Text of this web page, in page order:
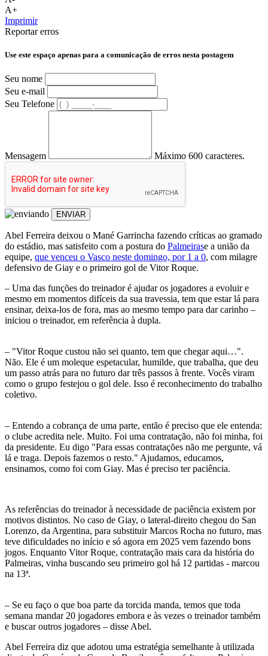
A+
Imprimir
Reportar erros
Use este espaço apenas para a comunicação de erros nesta postagem
Seu nome
Seu e-mail
Seu Telefone
Mensagem Máximo 600 caracteres.
ENVIAR
Abel Ferreira deixou o Mané Garrincha fazendo críticas ao gramado
do estádio, mas satisfeito com a postura do Palmeirase a união da
equipe, que venceu o Vasco neste domingo, por 1 a 0, com milagre
defensivo de Giay e o primeiro gol de Vitor Roque.
– Uma das funções do treinador é ajudar os jogadores a evoluir e
mesmo em momentos difíceis da sua travessia, tem que estar lá para
ensinar, deixa-los de fora, mas ao mesmo tempo para dar carinho –
iniciou o treinador, em referência à dupla.
– "Vitor Roque custou não sei quanto, tem que chegar aqui…".
Não. Ele é um moleque espetacular, humilde, que trabalha, que deu
um passo atrás para no futuro dar três passos à frente. Vocês viram
como o grupo festejou o gol dele. Isso é reconhecimento do trabalho
coletivo.
– Entendo a cobrança de uma parte, então é preciso que ele entenda:
o clube acredita nele. Muito. Foi uma contratação, não foi minha, foi
da presidente. Eu digo "Para essas contratações não me pergunte, vá
lá e traga. Depois fazemos o resto." Ajudamos, educamos,
ensinamos, como foi com Giay. Mas é preciso ter paciência.
As referências do treinador à necessidade de paciência existem por
motivos distintos. No caso de Giay, o lateral-direito chegou do San
Lorenzo, da Argentina, para substituir Marcos Rocha no futuro, mas
teve dificuldades no início e só agora em 2025 vem fazendo bons
jogos. Enquanto Vitor Roque, contratação mais cara da história do
Palmeiras, vinha buscando seu primeiro gol há 12 partidas - marcou
na 13ª.
– Se eu faço o que boa parte da torcida manda, temos que toda
semana mandar 20 jogadores embora e às vezes o treinador também
e buscar outros jogadores – disse Abel.
Abel Ferreira diz que adotou uma estratégia semelhante à utilizada